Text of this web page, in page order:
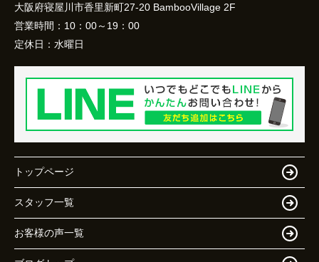
大阪府寝屋川市香里新町27-20 BambooVillage 2F
営業時間： 10：00～19：00
定休日： 水曜日
トップページ
スタッフ一覧
お客様の声一覧